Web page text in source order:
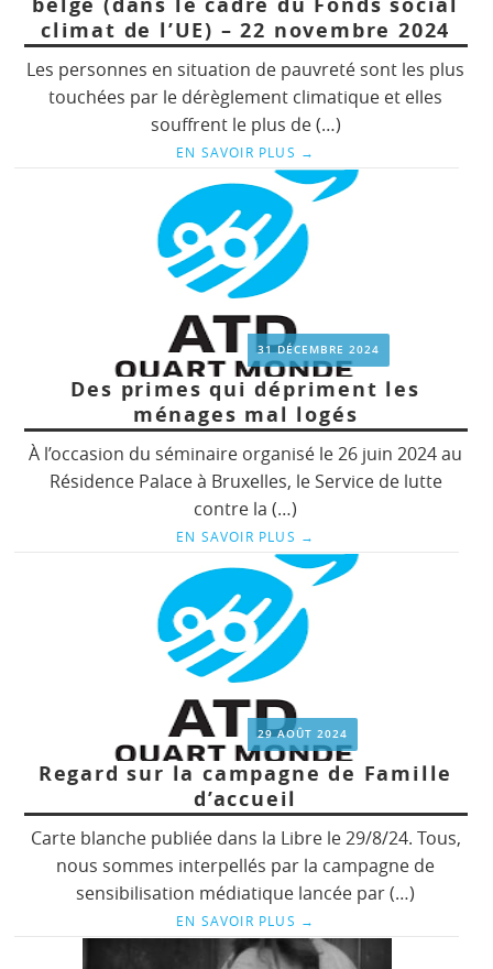
climat de l’UE) – 22 novembre 2024
Les personnes en situation de pauvreté sont les plus
touchées par le dérèglement climatique et elles
souffrent le plus de (…)
EN SAVOIR PLUS →
31 DÉCEMBRE 2024
Des primes qui dépriment les
ménages mal logés
À l’occasion du séminaire organisé le 26 juin 2024 au
Résidence Palace à Bruxelles, le Service de lutte
contre la (…)
EN SAVOIR PLUS →
29 AOÛT 2024
Regard sur la campagne de Famille
d’accueil
Carte blanche publiée dans la Libre le 29/8/24. Tous,
nous sommes interpellés par la campagne de
sensibilisation médiatique lancée par (…)
EN SAVOIR PLUS →